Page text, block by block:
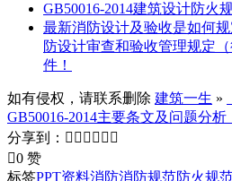
GB50016-2014建筑设计防火
最新消防设计及验收是如何
防设计审查和验收管理规定
件！
如有侵权，请联系删除 建筑一生 »
GB50016-2014主要条文及问题分析
分享到：      
0 赞
标签PPT资料消防消防规范防火规